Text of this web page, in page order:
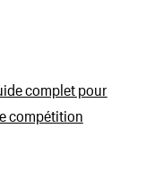
complet pour
compétition